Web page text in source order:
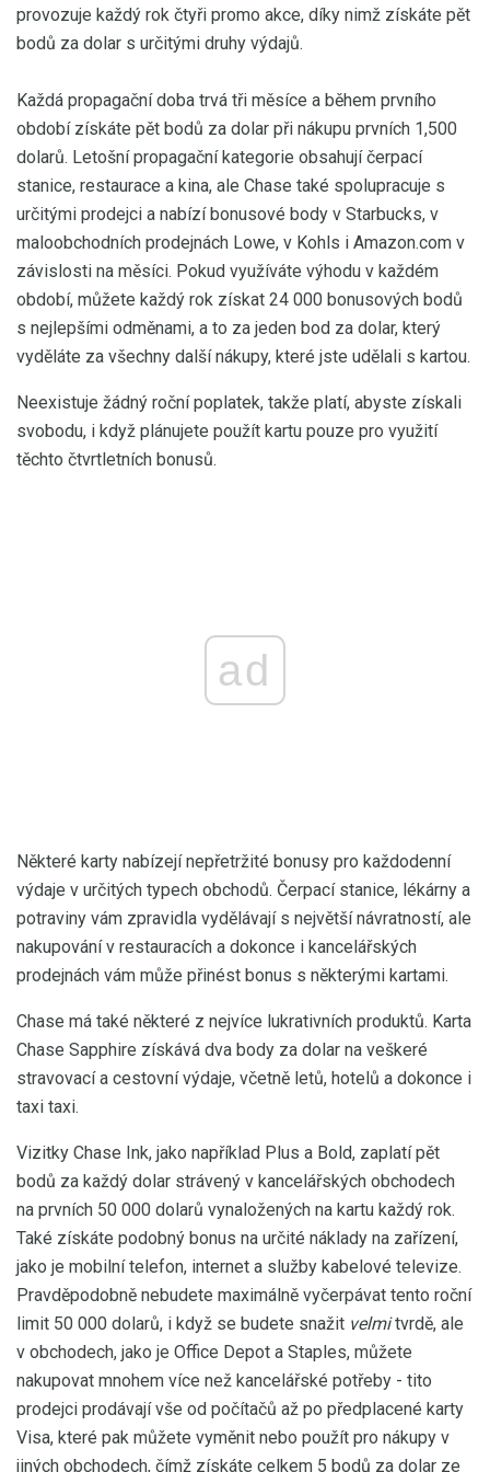
provozuje každý rok čtyři promo akce, díky nimž získáte pět
bodů za dolar s určitými druhy výdajů.
Každá propagační doba trvá tři měsíce a během prvního
období získáte pět bodů za dolar při nákupu prvních 1,500
dolarů. Letošní propagační kategorie obsahují čerpací
stanice, restaurace a kina, ale Chase také spolupracuje s
určitými prodejci a nabízí bonusové body v Starbucks, v
maloobchodních prodejnách Lowe, v Kohls i Amazon.com v
závislosti na měsíci. Pokud využíváte výhodu v každém
období, můžete každý rok získat 24 000 bonusových bodů
s nejlepšími odměnami, a to za jeden bod za dolar, který
vyděláte za všechny další nákupy, které jste udělali s kartou.
Neexistuje žádný roční poplatek, takže platí, abyste získali
svobodu, i když plánujete použít kartu pouze pro využití
těchto čtvrtletních bonusů.
ad
Některé karty nabízejí nepřetržité bonusy pro každodenní
výdaje v určitých typech obchodů. Čerpací stanice, lékárny a
potraviny vám zpravidla vydělávají s největší návratností, ale
nakupování v restauracích a dokonce i kancelářských
prodejnách vám může přinést bonus s některými kartami.
Chase má také některé z nejvíce lukrativních produktů. Karta
Chase Sapphire získává dva body za dolar na veškeré
stravovací a cestovní výdaje, včetně letů, hotelů a dokonce i
taxi taxi.
Vizitky Chase Ink, jako například Plus a Bold, zaplatí pět
bodů za každý dolar strávený v kancelářských obchodech
na prvních 50 000 dolarů vynaložených na kartu každý rok.
Také získáte podobný bonus na určité náklady na zařízení,
jako je mobilní telefon, internet a služby kabelové televize.
Pravděpodobně nebudete maximálně vyčerpávat tento roční
limit 50 000 dolarů, i když se budete snažit velmitvrdě, ale
v obchodech, jako je Office Depot a Staples, můžete
nakupovat mnohem více než kancelářské potřeby - tito
prodejci prodávají vše od počítačů až po předplacené karty
Visa, které pak můžete vyměnit nebo použít pro nákupy v
jiných obchodech, čímž získáte celkem 5 bodů za dolar ze